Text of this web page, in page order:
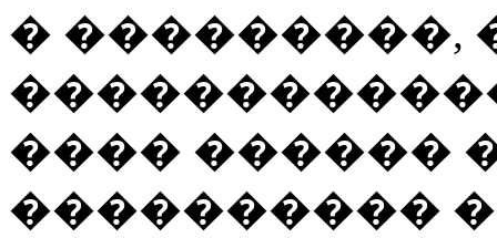
� ���������,
���� ������
����������